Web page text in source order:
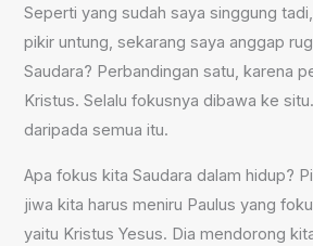
Seperti yang sudah saya singgung
pikir untung, sekarang saya anggap
Saudara? Perbandingan satu, karena
Kristus. Selalu fokusnya dibawa ke
daripada semua itu.
Apa fokus kita Saudara dalam hidup?
jiwa kita harus meniru Paulus yang
yaitu Kristus Yesus. Dia mendorong